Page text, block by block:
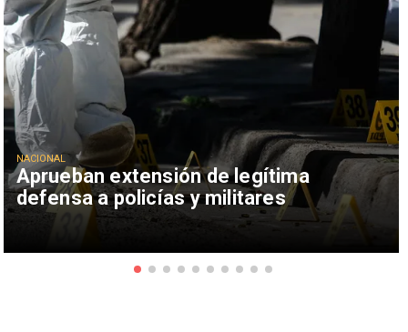
Aprueban extensión de legítima
defensa a policías y militares
NACIONAL